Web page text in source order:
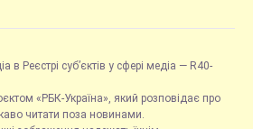
в Реєстрі суб’єктів у сфері медіа — R40-
«РБК-Україна», який розповідає про
читати поза новинами.